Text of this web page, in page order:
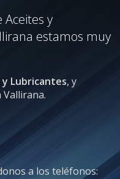
y
estamos muy
Lubricantes, y
a los teléfonos: